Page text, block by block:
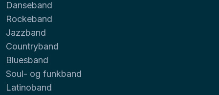
Danseband
Rockeband
Jazzband
Countryband
Bluesband
Soul- og funkband
Latinoband